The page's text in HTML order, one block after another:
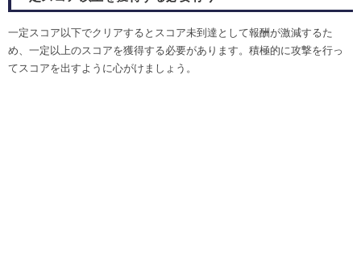
一定スコア以下でクリアするとスコア未到達として報酬が激減するた
め、一定以上のスコアを獲得する必要があります。積極的に攻撃を行っ
てスコアを出すように心がけましょう。